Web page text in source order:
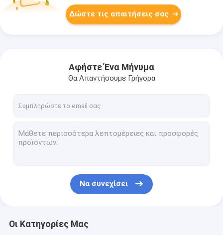
Δώστε τις απαιτήσεις σας
Αφήστε Ένα Μήνυμα
Θα Απαντήσουμε Γρήγορα
Να συνεχίσει
Οι Κατηγορίες Μας